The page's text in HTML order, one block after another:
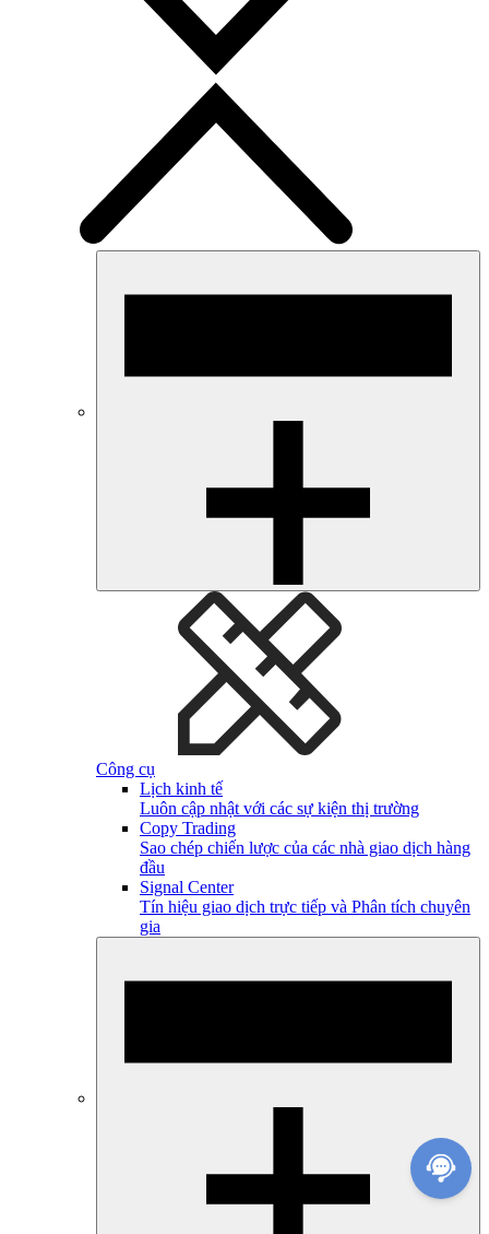
Công cụ
Lịch kinh tế
Luôn cập nhật với các sự kiện thị trường
Copy Trading
Sao chép chiến lược của các nhà giao dịch hàng
đầu
Signal Center
Tín hiệu giao dịch trực tiếp và Phân tích chuyên
gia